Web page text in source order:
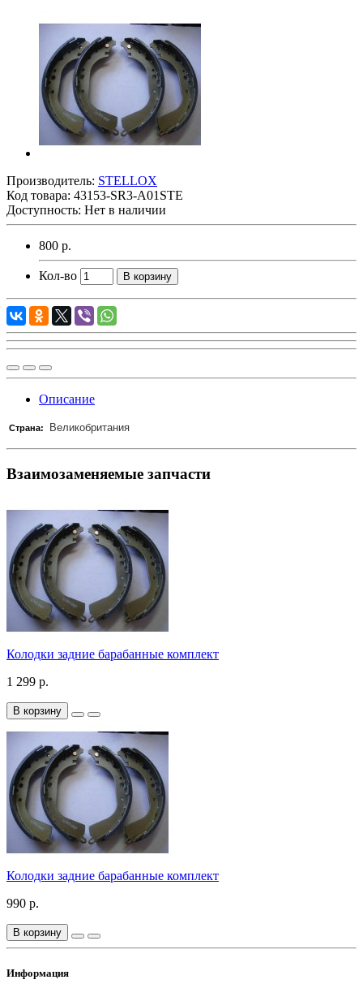
Производитель: STELLOX
Код товара: 43153-SR3-A01STE
Доступность: Нет в наличии
800 р.
Кол-во В корзину
Описание
Страна: Великобритания
Взаимозаменяемые запчасти
Колодки задние барабанные комплект
1 299 р.
В корзину
Колодки задние барабанные комплект
990 р.
В корзину
Информация